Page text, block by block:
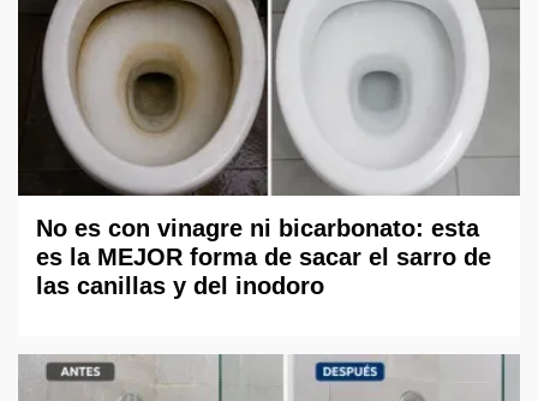
No es con vinagre ni bicarbonato: esta
es la MEJOR forma de sacar el sarro de
las canillas y del inodoro